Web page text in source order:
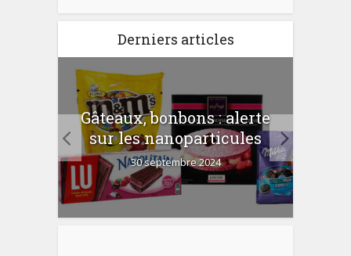
Derniers articles
Gâteaux, bonbons : alerte
sur les nanoparticules
30 septembre 2024